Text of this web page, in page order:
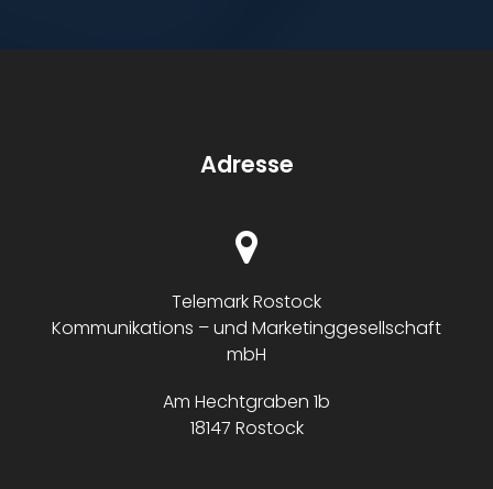
Adresse
Telemark Rostock
Kommunikations – und Marketinggesellschaft
mbH
Am Hechtgraben 1b
18147 Rostock